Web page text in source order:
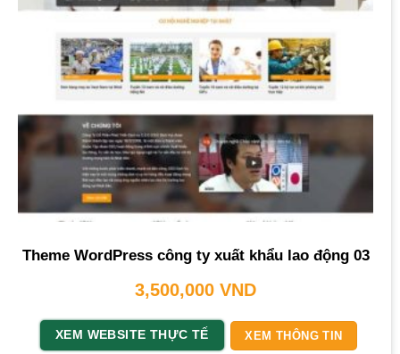
Theme WordPress công ty xuất khẩu lao động 03
3,500,000 VND
XEM WEBSITE THỰC TẾ XEM THÔNG TIN